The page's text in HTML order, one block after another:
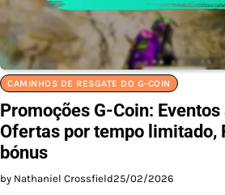
CAMINHOS DE RESGATE DO G-COIN
Promoções G-Coin:
Ofertas por tempo limitado,
bónus
by Nathaniel Crossfield25/02/2026